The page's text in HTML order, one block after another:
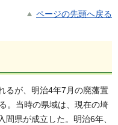
ページの先頭へ戻る
るが、明治4年7月の廃藩置
。当時の県域は、現在の埼
県が成立した。明治6年、